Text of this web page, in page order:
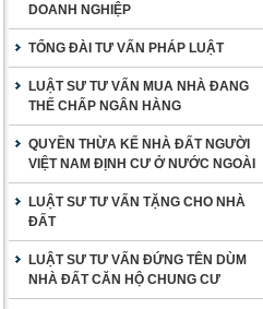
DOANH NGHIỆP
TỔNG ĐÀI TƯ VẤN PHÁP LUẬT
LUẬT SƯ TƯ VẤN MUA NHÀ ĐANG
THẾ CHẤP NGÂN HÀNG
QUYỀN THỪA KẾ NHÀ ĐẤT NGƯỜI
VIỆT NAM ĐỊNH CƯ Ở NƯỚC NGOÀI
LUẬT SƯ TƯ VẤN TẶNG CHO NHÀ
ĐẤT
LUẬT SƯ TƯ VẤN ĐỨNG TÊN DÙM
NHÀ ĐẤT CĂN HỘ CHUNG CƯ